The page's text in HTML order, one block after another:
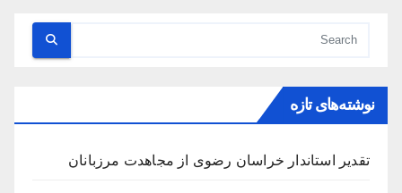
نوشته‌های تازه
تقدیر استاندار خراسان رضوی از مجاهدت مرزبانان